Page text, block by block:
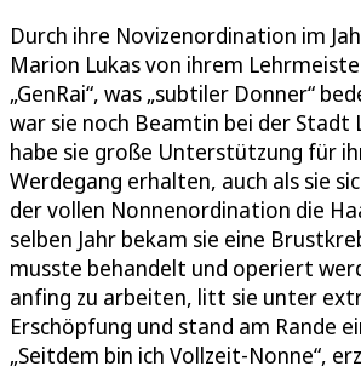
Durch ihre Novizenordination im
Marion Lukas von ihrem
„GenRai“, was „subtiler Donner“
war sie noch Beamtin bei der Stadt
habe sie große Unterstützung für
Werdegang erhalten, auch als sie
der vollen Nonnenordination die
selben Jahr bekam sie eine
musste behandelt und operiert
anfing zu arbeiten, litt sie unter
Erschöpfung und stand am Rande
„Seitdem bin ich Vollzeit-Nonne“,